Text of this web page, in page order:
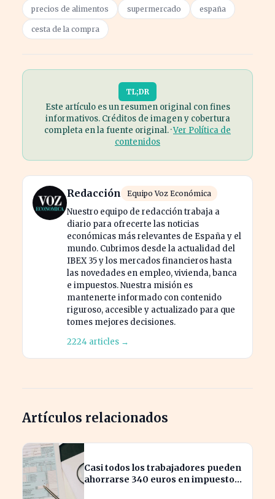
precios de alimentos supermercado españa
cesta de la compra
TL;DR
Este artículo es un resumen original con fines
informativos. Créditos de imagen y cobertura
completa en la fuente original. ·Ver Política de
contenidos
Redacción Equipo Voz Económica
Nuestro equipo de redacción trabaja a
diario para ofrecerte las noticias
económicas más relevantes de España y el
mundo. Cubrimos desde la actualidad del
IBEX 35 y los mercados financieros hasta
las novedades en empleo, vivienda, banca
e impuestos. Nuestra misión es
mantenerte informado con contenido
riguroso, accesible y actualizado para que
tomes mejores decisiones.
2224 articles →
Artículos relacionados
Casi todos los trabajadores pueden
ahorrarse 340 euros en impuestos,